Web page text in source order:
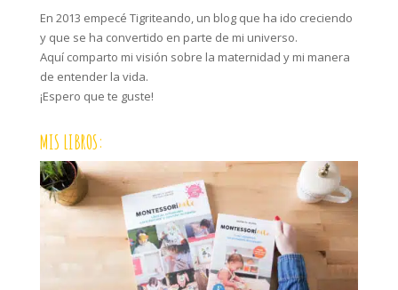
En 2013 empecé Tigriteando, un blog que ha ido creciendo
y que se ha convertido en parte de mi universo.
Aquí comparto mi visión sobre la maternidad y mi manera
de entender la vida.
¡Espero que te guste!
MIS LIBROS: